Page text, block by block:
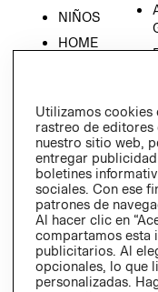
NIÑOS
HOME
Utilizamos cookies
rastreo de
nuestro sitio web,
entregar
boletines
sociales. Con ese
patrones de
Al hacer clic en
compartamos esta
publicitarios. Al
opcionales, lo que
personalizadas.